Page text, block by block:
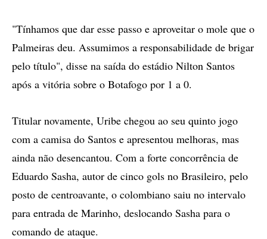
"Tínhamos que dar esse passo e aproveitar o mole que o
Palmeiras deu. Assumimos a responsabilidade de brigar
pelo título", disse na saída do estádio Nilton Santos
após a vitória sobre o Botafogo por 1 a 0.
Titular novamente, Uribe chegou ao seu quinto jogo
com a camisa do Santos e apresentou melhoras, mas
ainda não desencantou. Com a forte concorrência de
Eduardo Sasha, autor de cinco gols no Brasileiro, pelo
posto de centroavante, o colombiano saiu no intervalo
para entrada de Marinho, deslocando Sasha para o
comando de ataque.